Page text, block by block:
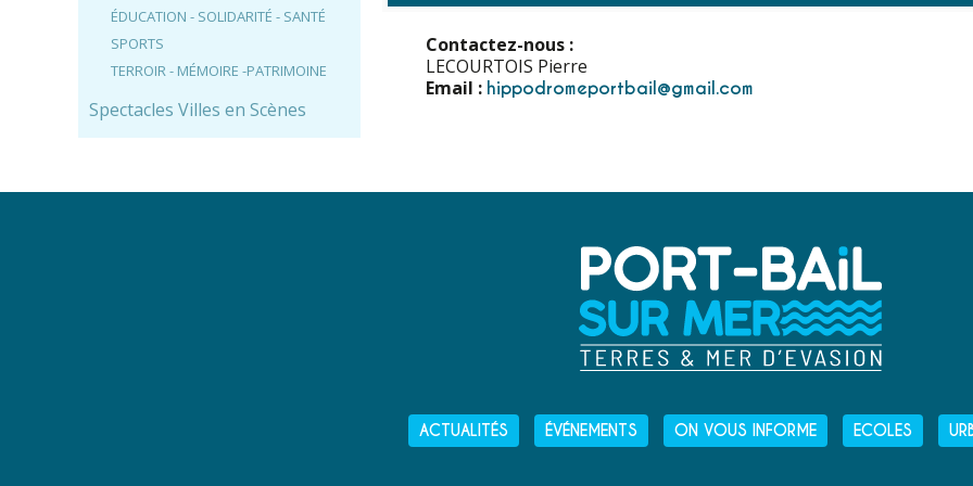
ÉDUCATION - SOLIDARITÉ - SANTÉ
SPORTS
TERROIR - MÉMOIRE -PATRIMOINE
Spectacles Villes en Scènes
Contactez-nous :
LECOURTOIS Pierre
Email : hippodromeportbail@gmail.com
ACTUALITÉS ÉVÉNEMENTS ON VOUS INFORME ECOLES